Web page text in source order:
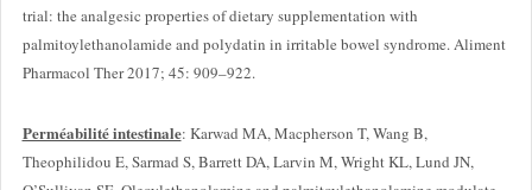
trial: the analgesic properties of dietary supplementation with
palmitoylethanolamide and polydatin in irritable bowel syndrome. Aliment
Pharmacol Ther 2017; 45: 909–922.
Perméabilité intestinale: Karwad MA, Macpherson T, Wang B,
Theophilidou E, Sarmad S, Barrett DA, Larvin M, Wright KL, Lund JN,